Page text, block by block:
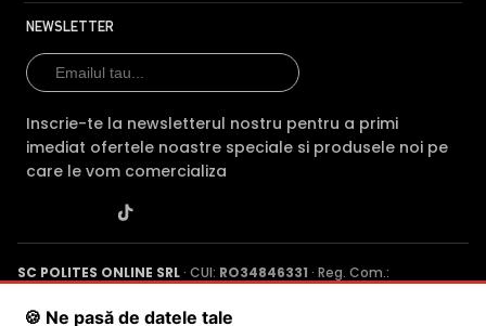
NEWSLETTER
Inscrie-te la newsletterul nostru pentru a primi
imediat ofertele noastre speciale si produsele noi pe
care le vom comercializa
SC POLITES ONLINE SRL · CUI: RO34846331 · Reg. Com.:
Poenaru, Nr. 1, Craiova, Jud. Dolj ·
🍪 Ne pasă de datele tale